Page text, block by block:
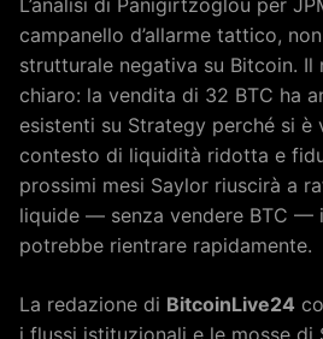
campanello d’allarme tattico,
strutturale negativa su Bitcoin. Il
chiaro: la vendita di 32 BTC ha
esistenti su Strategy perché si è
contesto di liquidità ridotta e
prossimi mesi Saylor riuscirà a
liquide — senza vendere BTC —
potrebbe rientrare rapidamente.
La redazione di BitcoinLive24
i flussi istituzionali e le mosse di